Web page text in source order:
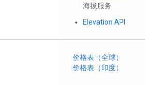
海拔服务
Elevation API
价格表（全球）
价格表（印度）